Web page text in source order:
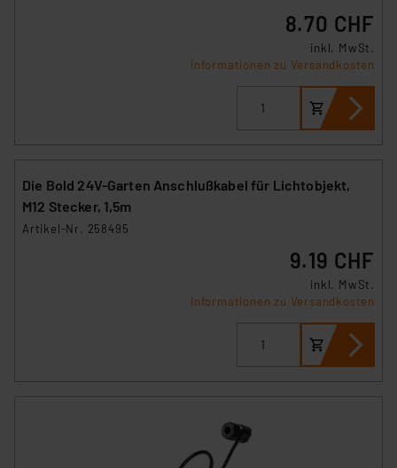
8.70 CHF
inkl. MwSt.
Informationen zu Versandkosten
Die Bold 24V-Garten Anschlußkabel für Lichtobjekt,
M12 Stecker, 1,5m
Artikel-Nr. 258495
9.19 CHF
inkl. MwSt.
Informationen zu Versandkosten